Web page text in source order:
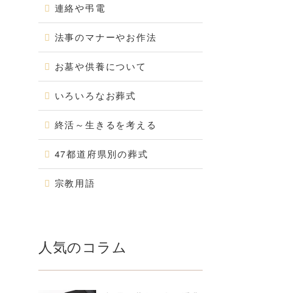
連絡や弔電
法事のマナーやお作法
お墓や供養について
いろいろなお葬式
終活～生きるを考える
47都道府県別の葬式
宗教用語
人気のコラム